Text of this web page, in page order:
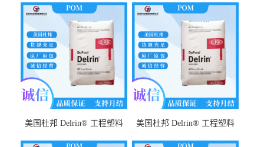
美国杜邦 Delrin® 工程塑料
美国杜邦 Delrin® 工程塑料